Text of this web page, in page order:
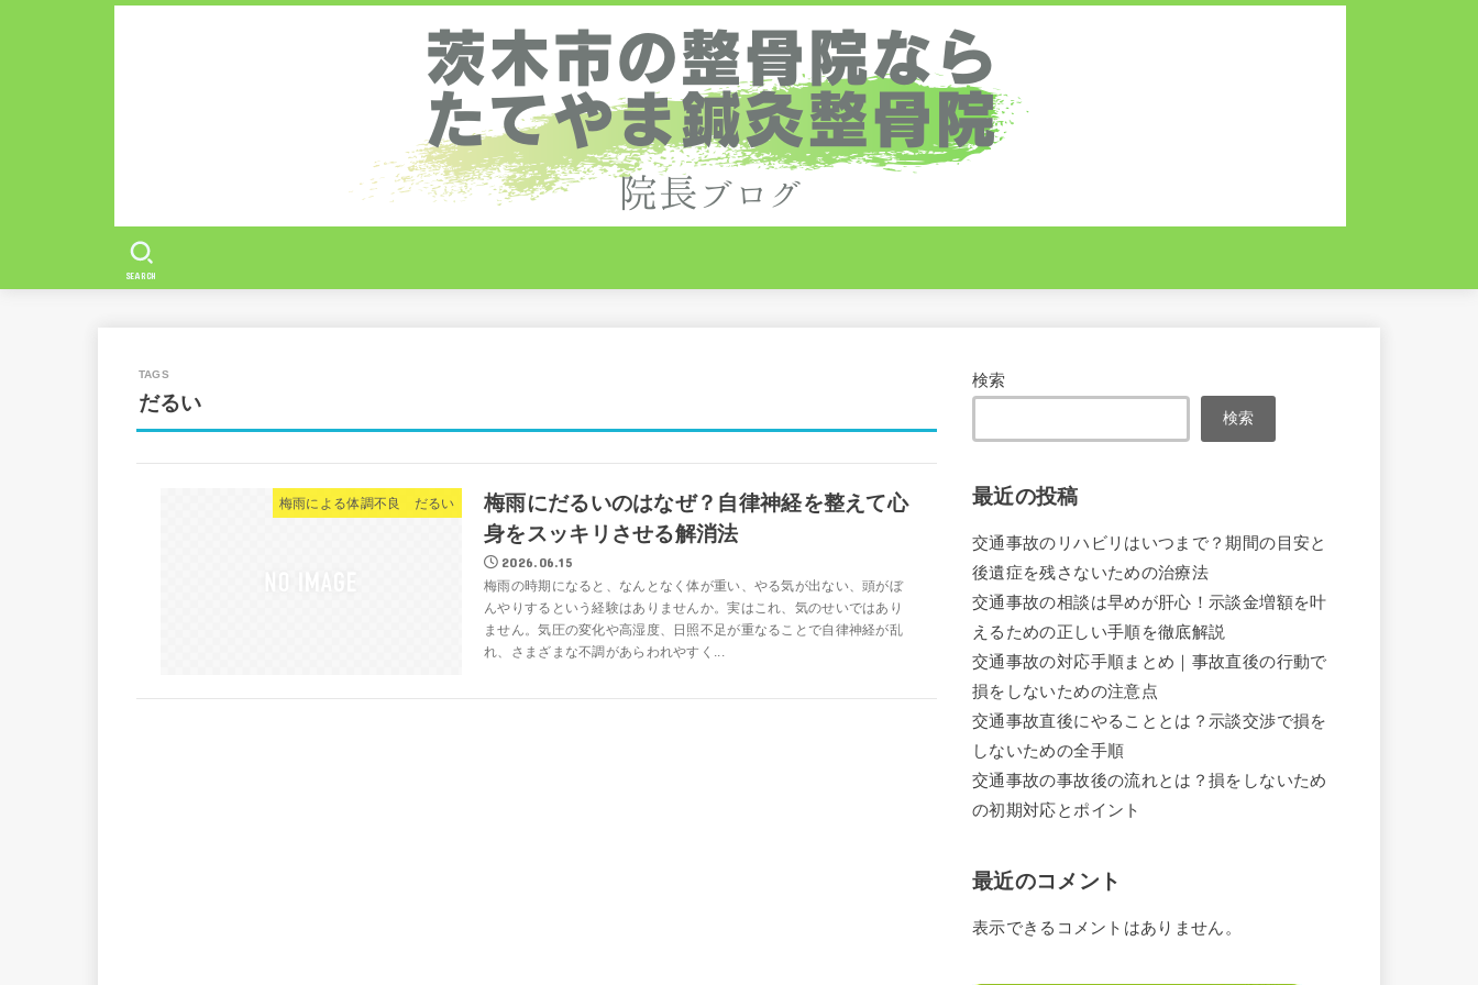
SEARCH
だるい
梅雨による体調不良 だるい
梅雨にだるいのはなぜ？自律神経を整えて心
身をスッキリさせる解消法
2026.06.15
梅雨の時期になると、なんとなく体が重い、やる気が出ない、頭がぼ
んやりするという経験はありませんか。実はこれ、気のせいではあり
ません。気圧の変化や高湿度、日照不足が重なることで自律神経が乱
れ、さまざまな不調があらわれやすく...
検索
検索
最近の投稿
交通事故のリハビリはいつまで？期間の目安と
後遺症を残さないための治療法
交通事故の相談は早めが肝心！示談金増額を叶
えるための正しい手順を徹底解説
交通事故の対応手順まとめ｜事故直後の行動で
損をしないための注意点
交通事故直後にやることとは？示談交渉で損を
しないための全手順
交通事故の事故後の流れとは？損をしないため
の初期対応とポイント
最近のコメント
表示できるコメントはありません。